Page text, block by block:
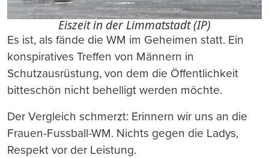
Eiszeit in der Limmatstadt (IP)
Es ist, als fände die WM im Geheimen statt. Ein
konspiratives Treffen von Männern in
Schutzausrüstung, von dem die Öffentlichkeit
bitteschön nicht behelligt werden möchte.
Der Vergleich schmerzt: Erinnern wir uns an die
Frauen-Fussball-WM. Nichts gegen die Ladys,
Respekt vor der Leistung.